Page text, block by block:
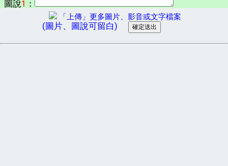
圖說1 ：
「上傳」更多圖片、影音或文字檔案
(圖片、圖說可留白)